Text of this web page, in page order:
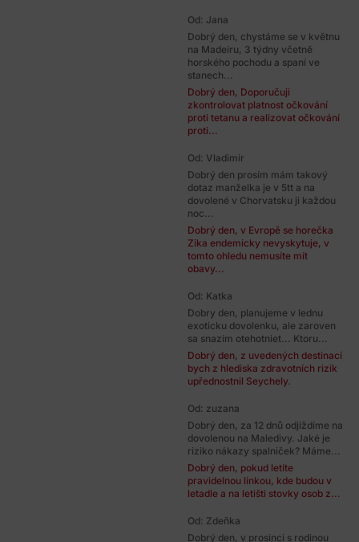
Od: Jana
Dobrý den, chystáme se v květnu
na Madeiru, 3 týdny včetně
horského pochodu a spaní ve
stanech...
Dobrý den, Doporučuji
zkontrolovat platnost očkování
proti tetanu a realizovat očkování
proti...
Od: Vladimir
Dobrý den prosím mám takový
dotaz manželka je v 5tt a na
dovolené v Chorvatsku ji každou
noc...
Dobrý den, v Evropě se horečka
Zika endemicky nevyskytuje, v
tomto ohledu nemusíte mít
obavy...
Od: Katka
Dobry den, planujeme v lednu
exoticku dovolenku, ale zaroven
sa snazim otehotniet... Ktoru...
Dobrý den, z uvedených destinací
bych z hlediska zdravotních rizik
upřednostnil Seychely.
Od: zuzana
Dobrý den, za 12 dnů odjíždíme na
dovolenou na Maledivy. Jaké je
riziko nákazy spalniček? Máme...
Dobrý den, pokud letíte
pravidelnou linkou, kde budou v
letadle a na letišti stovky osob z...
Od: Zdeňka
Dobrý den, v prosinci s rodinou